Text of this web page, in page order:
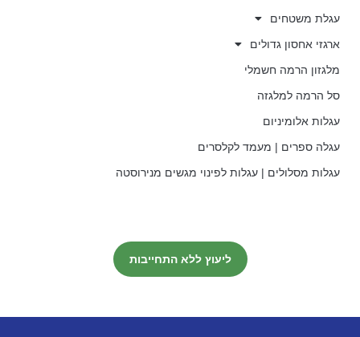
עגלת משטחים
ארגזי אחסון גדולים
מלגזון הרמה חשמלי
סל הרמה למלגזה
עגלות אלומיניום
עגלה ספרים | מעמד לקלסרים
עגלות מסלולים | עגלות לפינוי מגשים מנירוסטה
ליעוץ ללא התחייבות